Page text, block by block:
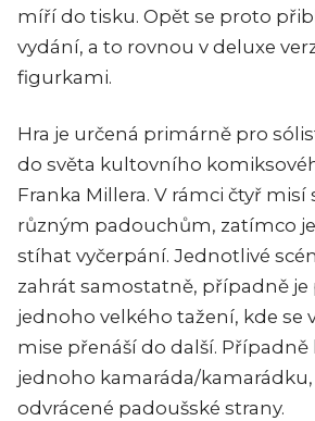
míří do tisku. Opět se proto
vydání, a to rovnou v deluxe
figurkami.
Hra je určená primárně pro
do světa kultovního
Franka Millera. V rámci čtyř misí
různým padouchům, zatímco
stíhat vyčerpání. Jednotlivé
zahrát samostatně, případně
jednoho velkého tažení, kde se
mise přenáší do další. Případně
jednoho kamaráda/kamarádku,
odvrácené padoušské strany.